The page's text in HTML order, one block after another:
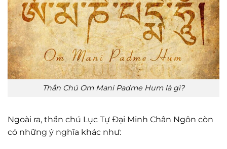
Thần Chú Om Mani Padme Hum là gì?
Ngoài ra, thần chú Lục Tự Đại Minh Chân Ngôn còn
có những ý nghĩa khác như: